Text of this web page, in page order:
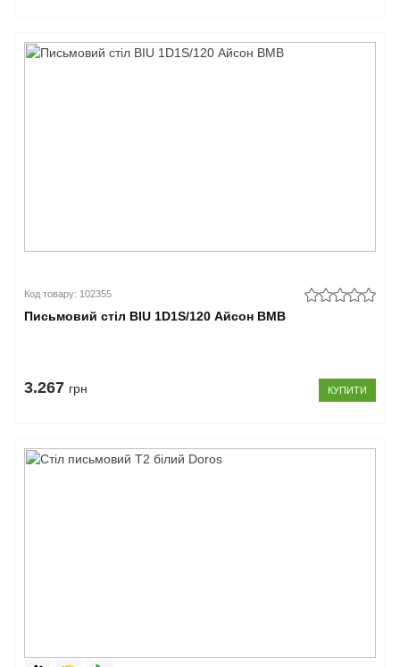
Код товару: 102355
Письмовий стіл BIU 1D1S/120 Айсон ВМВ
3.267 грн КУПИТИ